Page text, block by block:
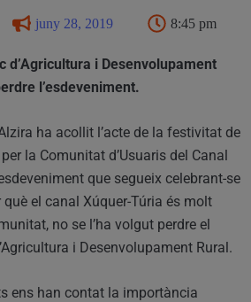
juny 28, 2019 8:45 pm
d’Agricultura i Desenvolupament
l’esdeveniment.
ha acollit l’acte de la festivitat de
la Comunitat d’Usuaris del Canal
que segueix celebrant-se
què el canal Xúquer-Túria és molt
no se l’ha volgut perdre el
i Desenvolupament Rural.
ens han contat la importància